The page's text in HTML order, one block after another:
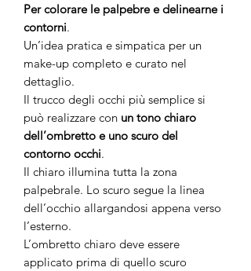
Per colorare le palpebre e delinearne i
contorni.
Un’idea pratica e simpatica per un
make-up completo e curato nel
dettaglio.
Il trucco degli occhi più semplice si
può realizzare con un tono chiaro
dell’ombretto e uno scuro del
contorno occhi.
Il chiaro illumina tutta la zona
palpebrale. Lo scuro segue la linea
dell’occhio allargandosi appena verso
l’esterno.
L’ombretto chiaro deve essere
applicato prima di quello scuro